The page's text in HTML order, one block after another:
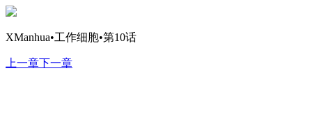
XManhua•工作细胞•第10话
上一章下一章